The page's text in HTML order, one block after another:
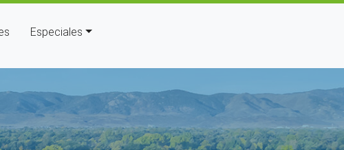
Especiales
a la navegación